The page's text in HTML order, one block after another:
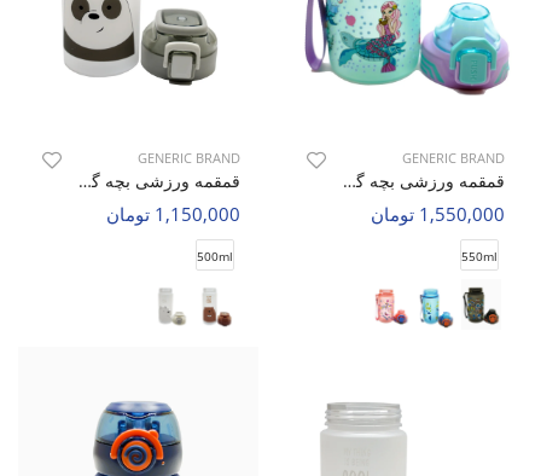
GENERIC BRAND
قمقمه ورزشی بچه گانه بدون برند Tiny Zoo C
1,550,000 تومان
550ml
GENERIC BRAND
قمقمه ورزشی بچه گانه بدون برند Bears C
1,150,000 تومان
500ml